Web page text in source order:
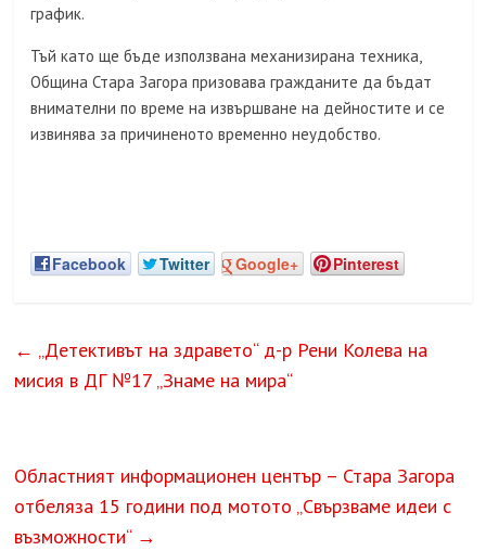
график.
Тъй като ще бъде използвана механизирана техника,
Община Стара Загора призовава гражданите да бъдат
внимателни по време на извършване на дейностите и се
извинява за причиненото временно неудобство.
Facebook Twitter Google+ Pinterest
← „Детективът на здравето“ д-р Рени Колева на
мисия в ДГ №17 „Знаме на мира“
Областният информационен център – Стара Загора
отбеляза 15 години под мотото „Свързваме идеи с
възможности“ →